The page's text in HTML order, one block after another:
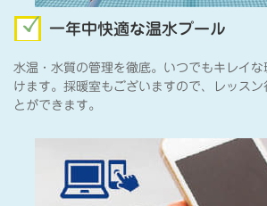
一年中快適な温水プール
水温・水質の管理を徹底。いつでもキレイ
けます。採暖室もございますので、レッスン
とができます。